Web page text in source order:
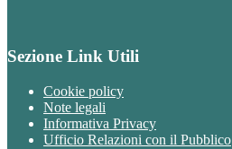
Sezione Link Utili
Cookie policy
Note legali
Informativa Privacy
Ufficio Relazioni con il Pubblico